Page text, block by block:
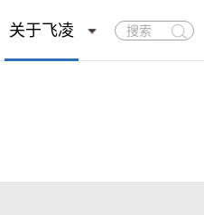
关于飞凌
搜
索